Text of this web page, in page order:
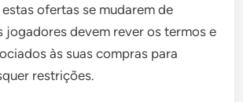
ofertas se mudarem de
jogadores devem rever os termos e
às suas compras para
restrições.